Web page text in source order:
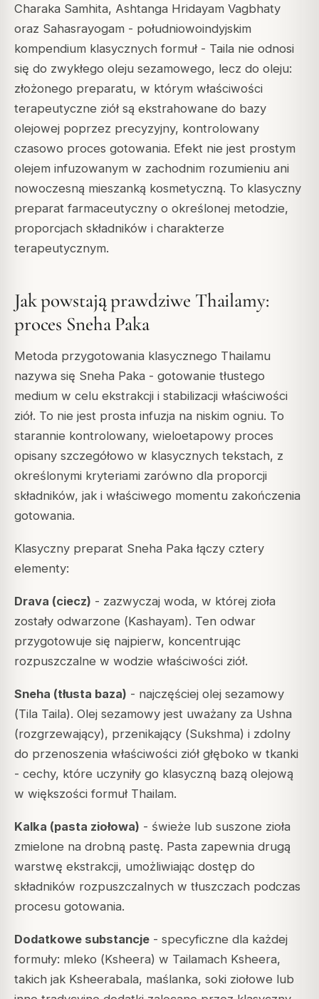
Charaka Samhita, Ashtanga Hridayam Vagbhaty
oraz Sahasrayogam - południowoindyjskim
kompendium klasycznych formuł - Taila nie odnosi
się do zwykłego oleju sezamowego, lecz do oleju:
złożonego preparatu, w którym właściwości
terapeutyczne ziół są ekstrahowane do bazy
olejowej poprzez precyzyjny, kontrolowany
czasowo proces gotowania. Efekt nie jest prostym
olejem infuzowanym w zachodnim rozumieniu ani
nowoczesną mieszanką kosmetyczną. To klasyczny
preparat farmaceutyczny o określonej metodzie,
proporcjach składników i charakterze
terapeutycznym.
Jak powstają prawdziwe Thailamy:
proces Sneha Paka
Metoda przygotowania klasycznego Thailamu
nazywa się Sneha Paka - gotowanie tłustego
medium w celu ekstrakcji i stabilizacji właściwości
ziół. To nie jest prosta infuzja na niskim ogniu. To
starannie kontrolowany, wieloetapowy proces
opisany szczegółowo w klasycznych tekstach, z
określonymi kryteriami zarówno dla proporcji
składników, jak i właściwego momentu zakończenia
gotowania.
Klasyczny preparat Sneha Paka łączy cztery
elementy:
Drava (ciecz) - zazwyczaj woda, w której zioła
zostały odwarzone (Kashayam). Ten odwar
przygotowuje się najpierw, koncentrując
rozpuszczalne w wodzie właściwości ziół.
Sneha (tłusta baza) - najczęściej olej sezamowy
(Tila Taila). Olej sezamowy jest uważany za Ushna
(rozgrzewający), przenikający (Sukshma) i zdolny
do przenoszenia właściwości ziół głęboko w tkanki
- cechy, które uczyniły go klasyczną bazą olejową
w większości formuł Thailam.
Kalka (pasta ziołowa) - świeże lub suszone zioła
zmielone na drobną pastę. Pasta zapewnia drugą
warstwę ekstrakcji, umożliwiając dostęp do
składników rozpuszczalnych w tłuszczach podczas
procesu gotowania.
Dodatkowe substancje - specyficzne dla każdej
formuły: mleko (Ksheera) w Tailamach Ksheera,
takich jak Ksheerabala, maślanka, soki ziołowe lub